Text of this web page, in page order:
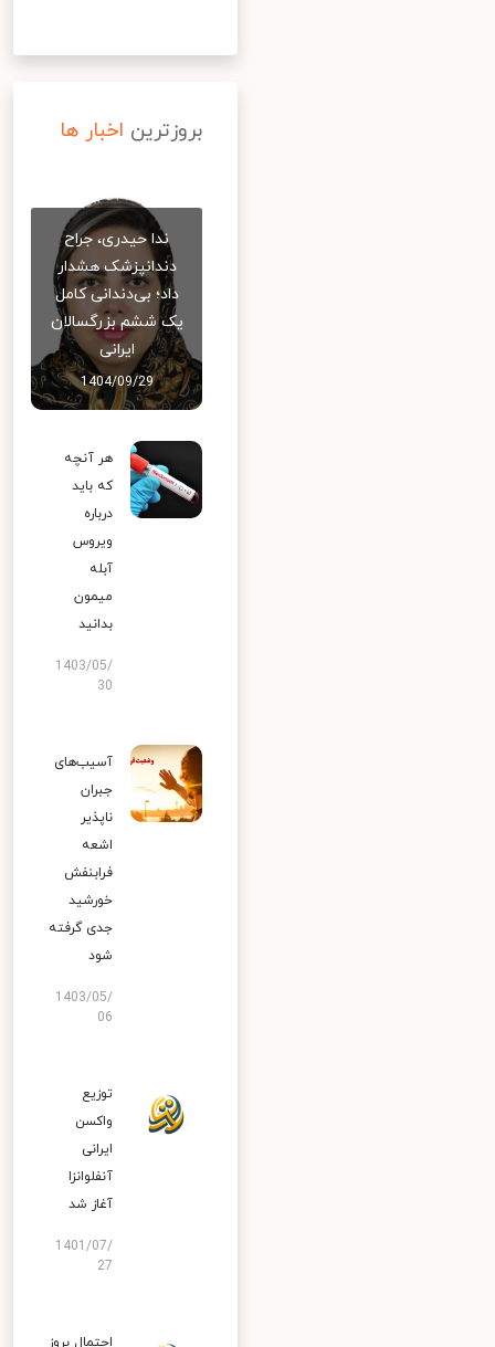
بروزترین اخبار ها
ندا حیدری، جراح
دندانپزشک هشدار
داد؛ بی‌دندانی کامل
یک ششم بزرگسالان
ایرانی
1404/09/29
هر آنچه
که باید
درباره
ویروس
آبله
میمون
بدانید
1403/05/
30
آسیب‌های
جبران
ناپذیر
اشعه
فرابنفش
خورشید
جدی گرفته
شود
1403/05/
06
توزیع
واکسن
ایرانی
آنفلوانزا
آغاز شد
1401/07/
27
احتمال بروز